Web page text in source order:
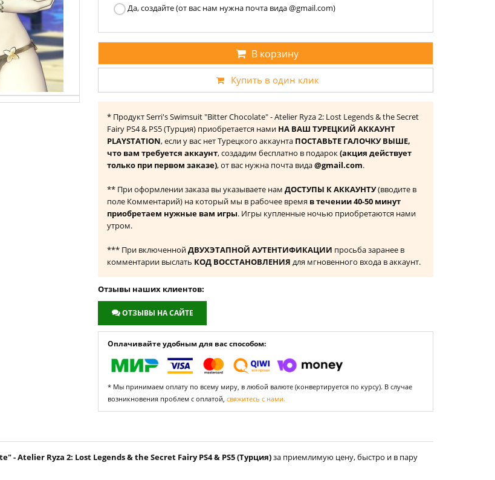
Да, создайте (от вас нам нужна почта вида @gmail.com)
В корзину
Купить в один клик
* Продукт Serri's Swimsuit "Bitter Chocolate" - Atelier Ryza 2: Lost Legends & the Secret
Fairy PS4 & PS5 (Турция) приобретается нами НА ВАШ ТУРЕЦКИЙ АККАУНТ
PLAYSTATION, если у вас нет Турецкого аккаунта ПОСТАВЬТЕ ГАЛОЧКУ ВЫШЕ,
что вам требуется аккаунт, создадим бесплатно в подарок(акция действует
только при первом заказе), от вас нужна почта вида@gmail.com.
** При оформлении заказа вы указываете нам ДОСТУПЫ К АККАУНТУ(вводите в
поле Комментарий) на который мы в рабочее время в течении 40-50 минут
приобретаем нужные вам игры. Игры купленные ночью приобретаются нами
утром.
*** При включеннойДВУХЭТАПНОЙ АУТЕНТИФИКАЦИИ просьба заранее в
комментарии выслать КОД ВОССТАНОВЛЕНИЯ для мгновенного входа в аккаунт.
Отзывы наших клиентов:
ОТЗЫВЫ НА САЙТЕ
Оплачивайте удобным для вас способом:
* Мы принимаем оплату по всему миру, в любой валюте (конвертируется по курсу). В случае
возникновения проблем с оплатой, свяжитесь с нами.
Atelier Ryza 2: Lost Legends & the Secret Fairy PS4 & PS5 (Турция)за приемлимую цену, быстро и в пару